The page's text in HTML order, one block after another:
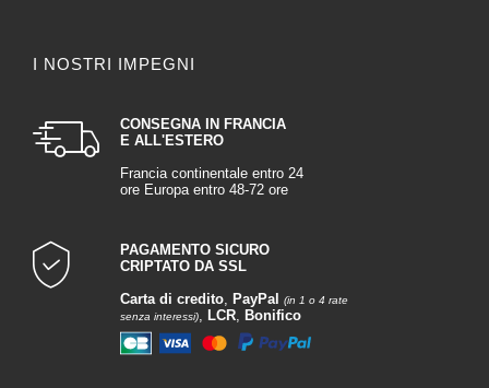
I NOSTRI IMPEGNI
CONSEGNA IN FRANCIA
E ALL'ESTERO
Francia continentale entro 24
ore Europa entro 48-72 ore
PAGAMENTO SICURO
CRIPTATO DA SSL
Carta di credito, PayPal
(in 1 o 4 rate
senza interessi), LCR, Bonifico